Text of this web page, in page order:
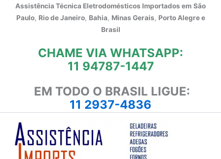
Assistência Técnica Eletrodomésticos Importados em São
Paulo, Rio de Janeiro, Bahia, Minas Gerais, Porto Alegre e
Brasil
CHAME VIA WHATSAPP:
11 94787-1447
EM TODO O BRASIL LIGUE:
11 2937-4836